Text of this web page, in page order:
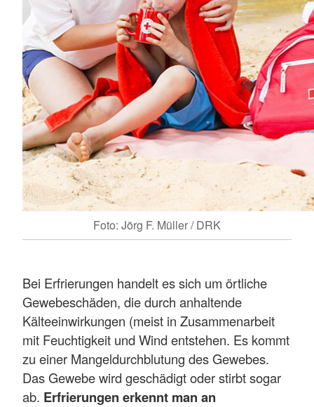
Foto: Jörg F. Müller / DRK
Bei Erfrierungen handelt es sich um örtliche
Gewebeschäden, die durch anhaltende
Kälteeinwirkungen (meist in Zusammenarbeit
mit Feuchtigkeit und Wind entstehen. Es kommt
zu einer Mangeldurchblutung des Gewebes.
Das Gewebe wird geschädigt oder stirbt sogar
ab. Erfrierungen erkennt man an